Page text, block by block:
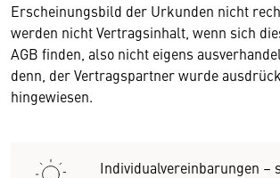
Erscheinungsbild der Urkunden nicht
werden nicht Vertragsinhalt, wenn sich
AGB finden, also nicht eigens
denn, der Vertragspartner wurde
hingewiesen.
Individualvereinbarungen –